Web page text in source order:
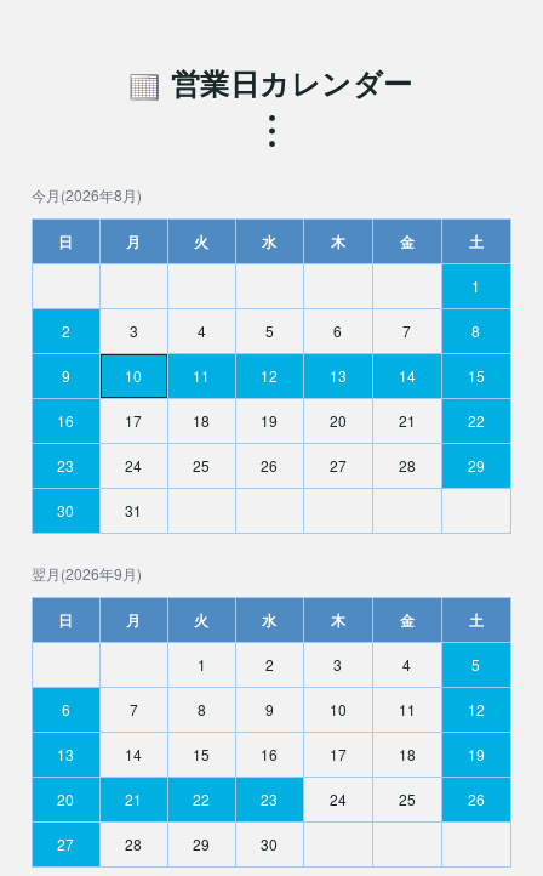
営業日カレンダー
今月(2026年8月)
日 月 火 水 木 金 土
1
2 3 4 5 6 7 8
9 10 11 12 13 14 15
16 17 18 19 20 21 22
23 24 25 26 27 28 29
30 31
翌月(2026年9月)
日 月 火 水 木 金 土
1 2 3 4 5
6 7 8 9 10 11 12
13 14 15 16 17 18 19
20 21 22 23 24 25 26
27 28 29 30